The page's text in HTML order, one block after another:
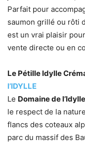
Parfait pour
saumon grillé ou rôti
est un vrai plaisir
vente directe ou en
Le Pétille Idylle
l’IDYLLE
Le Domaine de l’Idylle
le respect de la
flancs des coteaux
parc du massif des